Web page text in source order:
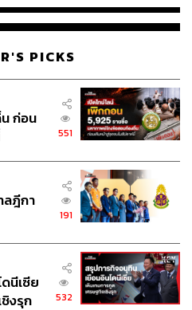
งคู่ ที่ถึงแม้ในหนังจะให้เวลา
ามารถบรรยายความลึกซึ้งใน
PICKS
ก่อน
551
ลฎีกา
191
นีเซีย
งรุก
532